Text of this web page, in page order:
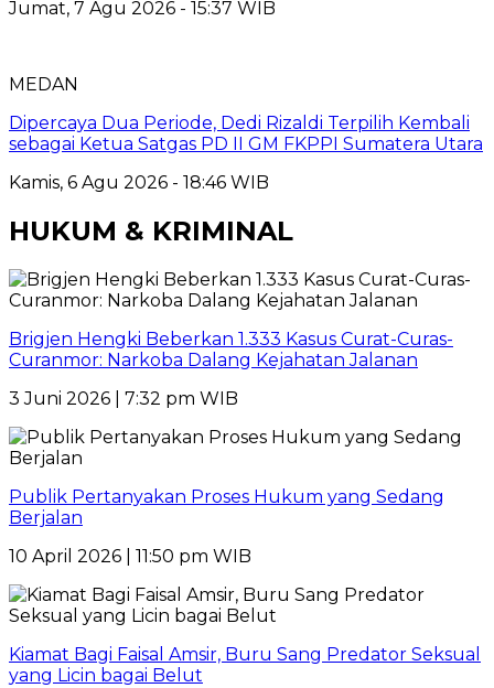
Jumat, 7 Agu 2026 - 15:37 WIB
MEDAN
Dipercaya Dua Periode, Dedi Rizaldi Terpilih Kembali
sebagai Ketua Satgas PD II GM FKPPI Sumatera Utara
Kamis, 6 Agu 2026 - 18:46 WIB
HUKUM & KRIMINAL
Brigjen Hengki Beberkan 1.333 Kasus Curat-Curas-
Curanmor: Narkoba Dalang Kejahatan Jalanan
3 Juni 2026 | 7:32 pm WIB
Publik Pertanyakan Proses Hukum yang Sedang
Berjalan
10 April 2026 | 11:50 pm WIB
Kiamat Bagi Faisal Amsir, Buru Sang Predator Seksual
yang Licin bagai Belut